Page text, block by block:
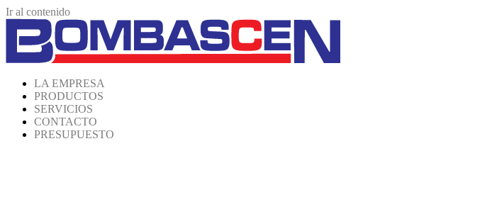
Ir al contenido
LA EMPRESA
PRODUCTOS
SERVICIOS
CONTACTO
PRESUPUESTO